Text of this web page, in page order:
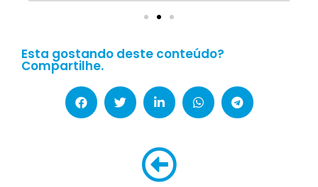
Esta gostando deste conteúdo?
Compartilhe.